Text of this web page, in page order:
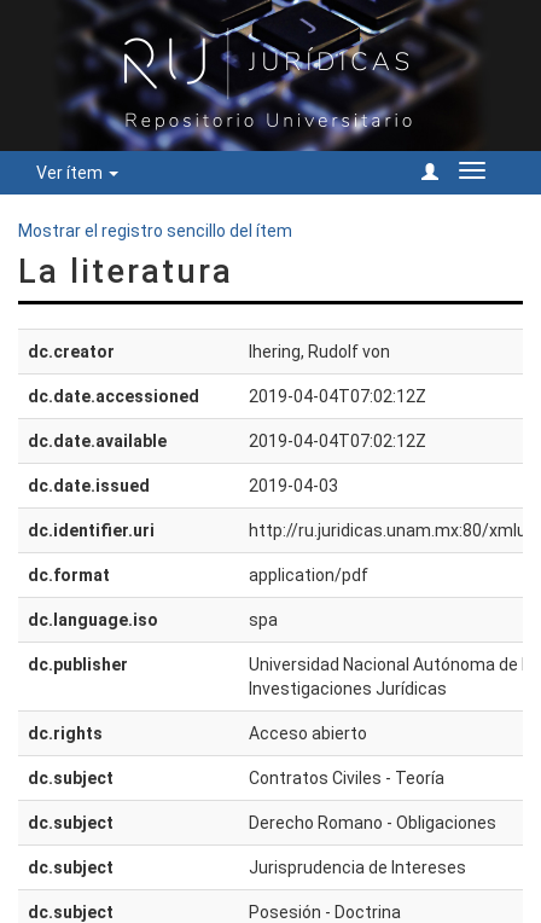
Ver ítem
Cambiar
Mostrar el registro sencillo del ítem
La literatura
dc.creator Ihering, Rudolf von
dc.date.accessioned 2019-04-04T07:02:12Z
dc.date.available 2019-04-04T07:02:12Z
dc.date.issued 2019-04-03
dc.identifier.uri http://ru.juridicas.unam.mx:80/
dc.format application/pdf
dc.language.iso spa
dc.publisher
Universidad Nacional Autónoma de
Investigaciones Jurídicas
dc.rights Acceso abierto
dc.subject Contratos Civiles - Teoría
dc.subject Derecho Romano - Obligaciones
dc.subject Jurisprudencia de Intereses
dc.subject Posesión - Doctrina